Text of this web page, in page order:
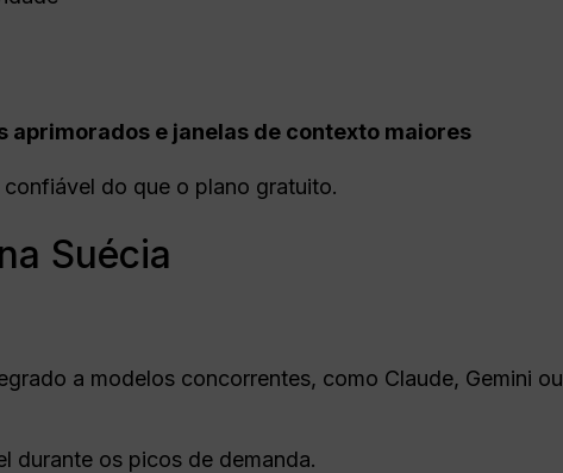
aprimorados e janelas de contexto maiores
do que o plano gratuito.
Suécia
a modelos concorrentes, como Claude, Gemini ou
durante os picos de demanda.